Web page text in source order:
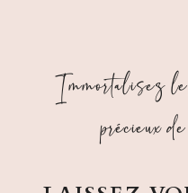
Immortalisez
précieux